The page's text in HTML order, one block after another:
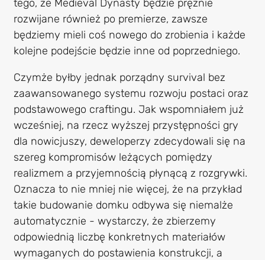
tego, że Medieval Dynasty będzie prężnie
rozwijane również po premierze, zawsze
będziemy mieli coś nowego do zrobienia i każde
kolejne podejście będzie inne od poprzedniego.
Czymże byłby jednak porządny survival bez
zaawansowanego systemu rozwoju postaci oraz
podstawowego craftingu. Jak wspomniałem już
wcześniej, na rzecz wyższej przystępności gry
dla nowicjuszy, deweloperzy zdecydowali się na
szereg kompromisów leżących pomiędzy
realizmem a przyjemnością płynącą z rozgrywki.
Oznacza to nie mniej nie więcej, że na przykład
takie budowanie domku odbywa się niemalże
automatycznie - wystarczy, że zbierzemy
odpowiednią liczbę konkretnych materiałów
wymaganych do postawienia konstrukcji, a